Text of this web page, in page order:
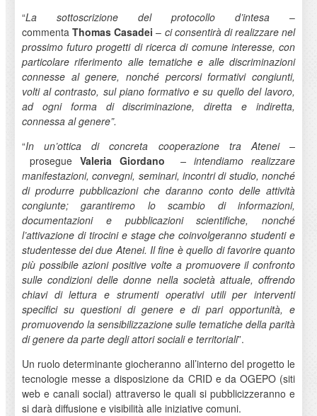
“La sottoscrizione del protocollo d’intesa–
commenta Thomas Casadei – ci consentirà di realizzare nel
prossimo futuro progetti di ricerca di comune interesse, con
particolare riferimento alle tematiche e alle discriminazioni
connesse al genere, nonché percorsi formativi congiunti,
volti al contrasto, sul piano formativo e su quello del lavoro,
ad ogni forma di discriminazione, diretta e indiretta,
connessa al genere”.
“In un’ottica di concreta cooperazione tra Atenei –
prosegue Valeria Giordano
– intendiamo realizzare
manifestazioni, convegni, seminari, incontri di studio, nonché
di produrre pubblicazioni che daranno conto delle attività
congiunte; garantiremo lo scambio di informazioni,
documentazioni e pubblicazioni scientifiche, nonché
l’attivazione di tirocini e stage che coinvolgeranno studenti e
studentesse dei due Atenei. Il fine è quello di favorire quanto
più possibile azioni positive volte a promuovere il confronto
sulle condizioni delle donne nella società attuale, offrendo
chiavi di lettura e strumenti operativi utili per interventi
specifici su questioni di genere e di pari opportunità, e
promuovendo la sensibilizzazione sulle tematiche della parità
di genere da parte degli attori sociali e territoriali”.
Un ruolo determinante giocheranno all’interno del progetto le
tecnologie messe a disposizione da CRID e da OGEPO (siti
web e canali social) attraverso le quali si pubblicizzeranno e
si darà diffusione e visibilità alle iniziative comuni.